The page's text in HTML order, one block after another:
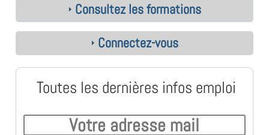
Consultez les formations
Connectez-vous
Toutes les dernières infos emploi